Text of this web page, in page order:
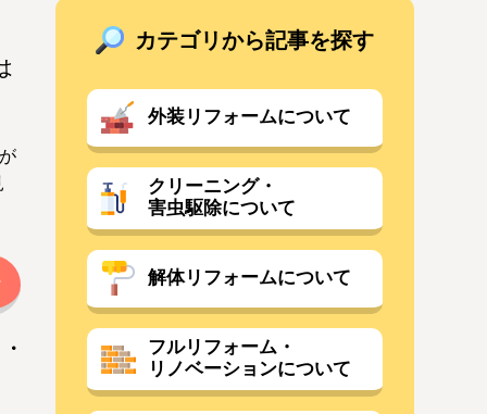
カテゴリから記事を探す
外装リフォームについて
クリーニング・
害虫駆除について
解体リフォームについて
フルリフォーム・
リノベーションについて